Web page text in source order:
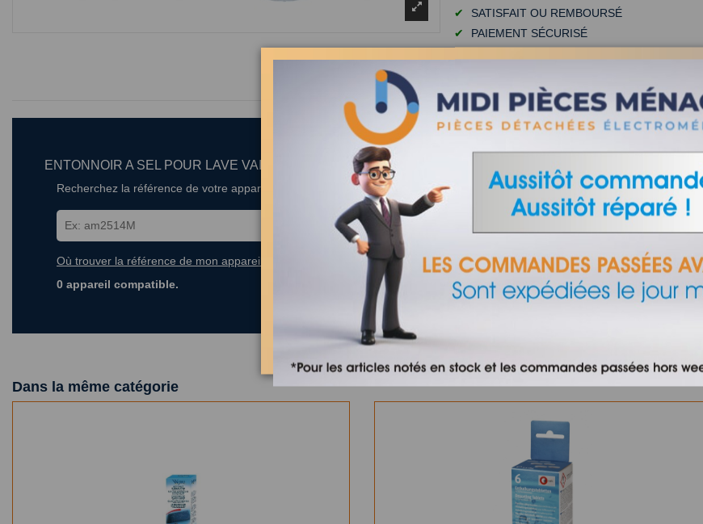
✔
SATISFAIT OU REMBOURSÉ
✔
PAIEMENT SÉCURISÉ
ENTONNOIR A SEL POUR LAVE VAISSELLE
Recherchez la référence de votre appareil dans la liste ci-dessous
Où trouver la référence de mon appareil ?
0 appareil compatible.
Dans la même catégorie